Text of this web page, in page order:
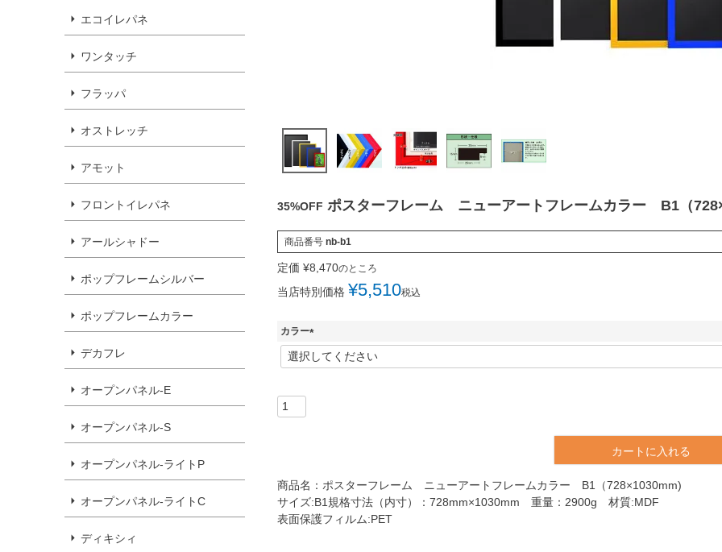
エコイレパネ
ワンタッチ
フラッパ
オストレッチ
アモット
フロントイレパネ
アールシャドー
ポップフレームシルバー
ポップフレームカラー
デカフレ
オープンパネル-E
オープンパネル-S
オープンパネル-ライトP
オープンパネル-ライトC
ディキシィ
35%OFF ポスターフレーム ニューアートフレームカラー B1（
商品番号 nb-b1
定価 ¥8,470のところ
当店特別価格 ¥5,510税込
カラー
(
必
カートに入れる
商品名：ポスターフレーム ニューアートフレームカラー B1（728×1030mm)
サイズ:B1規格寸法（内寸）：728mm×1030mm 重量：2900g 材質:MDF
表面保護フィルム:PET